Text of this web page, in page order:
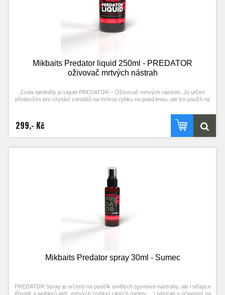
Mikbaits Predator liquid 250ml - PREDATOR
oživovač mrtvých nástrah
Zcela ojedinělý je Liquid PREDATOR – Oživovač mrtvých nástrah. Je určen
především pro chytání candátů na mrtvou rybku na položenou, ale lze použít na
výjimečně zvýšíte atraktivitu a čichovou stopu všech vašich mrtvých návnad.
Tento produkt výrazně zvyšuje útok dravce tím, že stimuluje jejich agresivitu. S
produkty PREDATOR učiníte své návnady ještě atraktivnější, neboť jim dodáte
299,- Kč
Mikbaits Predator spray 30ml - Sumec
PREDATOR Spray je určený na postřik umělých (gumové nástrahy, ale i střapce
třpytek a woblerů atd), mrtvých (rybky) i jiných (pelety,…) nástrah s účinností na